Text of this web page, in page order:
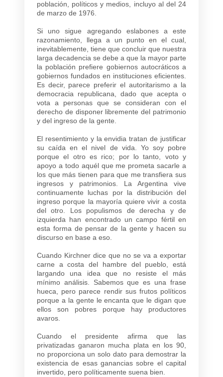
población, políticos y medios, incluyo al del 24
de marzo de 1976.
Si uno sigue agregando eslabones a este
razonamiento, llega a un punto en el cual,
inevitablemente, tiene que concluir que nuestra
larga decadencia se debe a que la mayor parte
la población prefiere gobiernos autocráticos a
gobiernos fundados en instituciones eficientes.
Es decir, parece preferir el autoritarismo a la
democracia republicana, dado que acepta o
vota a personas que se consideran con el
derecho de disponer libremente del patrimonio
y del ingreso de la gente.
El resentimiento y la envidia tratan de justificar
su caída en el nivel de vida. Yo soy pobre
porque el otro es rico; por lo tanto, voto y
apoyo a todo aquél que me prometa sacarle a
los que más tienen para que me transfiera sus
ingresos y patrimonios. La Argentina vive
continuamente luchas por la distribución del
ingreso porque la mayoría quiere vivir a costa
del otro. Los populismos de derecha y de
izquierda han encontrado un campo fértil en
esta forma de pensar de la gente y hacen su
discurso en base a eso.
Cuando Kirchner dice que no se va a exportar
carne a costa del hambre del pueblo, está
largando una idea que no resiste el más
mínimo análisis. Sabemos que es una frase
hueca, pero parece rendir sus frutos políticos
porque a la gente le encanta que le digan que
ellos son pobres porque hay productores
avaros.
Cuando el presidente afirma que las
privatizadas ganaron mucha plata en los 90,
no proporciona un solo dato para demostrar la
existencia de esas ganancias sobre el capital
invertido, pero políticamente suena bien.